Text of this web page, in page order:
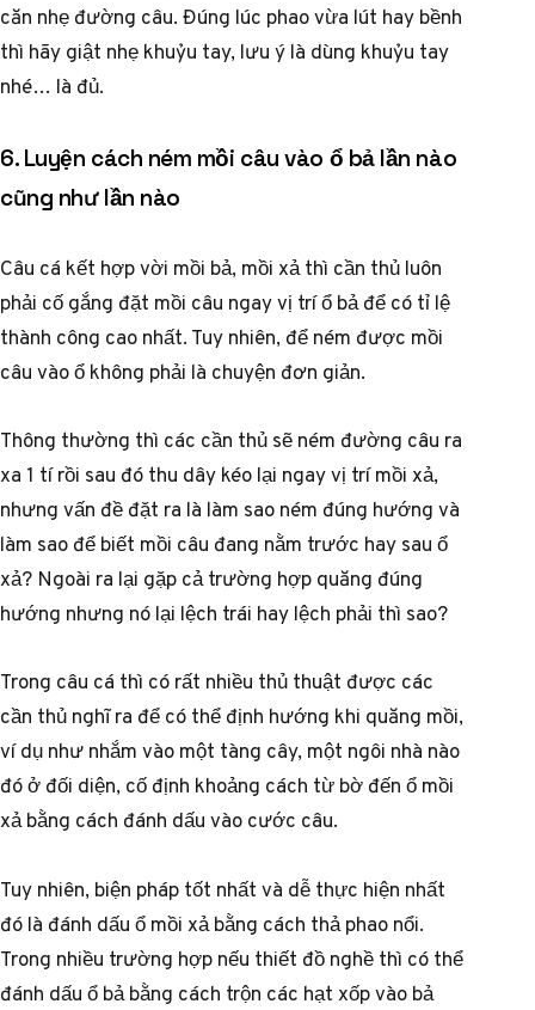
căn nhẹ đường câu. Đúng lúc phao vừa lút hay bềnh
thì hãy giật nhẹ khuỷu tay, lưu ý là dùng khuỷu tay
nhé… là đủ.
6. Luyện cách ném mồi câu vào ổ bả lần nào
cũng như lần nào
Câu cá kết hợp vời mồi bả, mồi xả thì cần thủ luôn
phải cố gắng đặt mồi câu ngay vị trí ổ bả để có tỉ lệ
thành công cao nhất. Tuy nhiên, để ném được mồi
câu vào ổ không phải là chuyện đơn giản.
Thông thường thì các cần thủ sẽ ném đường câu ra
xa 1 tí rồi sau đó thu dây kéo lại ngay vị trí mồi xả,
nhưng vấn đề đặt ra là làm sao ném đúng hướng và
làm sao để biết mồi câu đang nằm trước hay sau ổ
xả? Ngoài ra lại gặp cả trường hợp quăng đúng
hướng nhưng nó lại lệch trái hay lệch phải thì sao?
Trong câu cá thì có rất nhiều thủ thuật được các
cần thủ nghĩ ra để có thể định hướng khi quăng mồi,
ví dụ như nhắm vào một tàng cây, một ngôi nhà nào
đó ở đối diện, cố định khoảng cách từ bờ đến ổ mồi
xả bằng cách đánh dấu vào cước câu.
Tuy nhiên, biện pháp tốt nhất và dễ thực hiện nhất
đó là đánh dấu ổ mồi xả bằng cách thả phao nổi.
Trong nhiều trường hợp nếu thiết đồ nghề thì có thể
đánh dấu ổ bả bằng cách trộn các hạt xốp vào bả